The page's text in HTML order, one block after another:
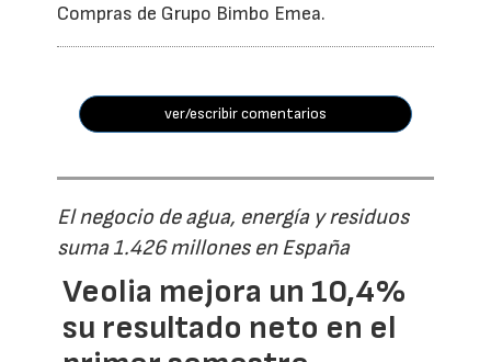
Compras de Grupo Bimbo Emea.
ver/escribir comentarios
El negocio de agua, energía y residuos
suma 1.426 millones en España
Veolia mejora un 10,4%
su resultado neto en el